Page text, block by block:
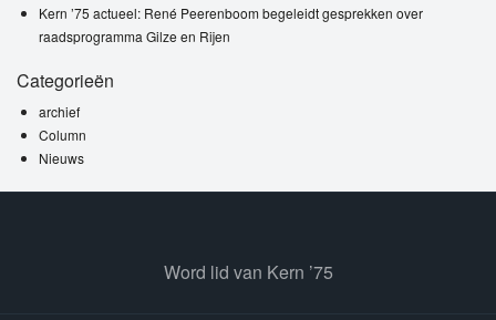
Kern ’75 actueel: René Peerenboom begeleidt gesprekken over
raadsprogramma Gilze en Rijen
Categorieën
archief
Column
Nieuws
Word lid van Kern ’75